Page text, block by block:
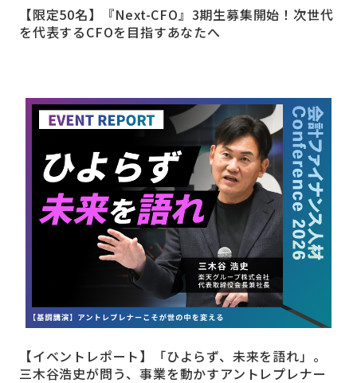
【限定50名】『Next-CFO』3期生募集開始！次世代
を代表するCFOを目指すあなたへ
【イベントレポート】「ひよらず、未来を語れ」。
三木谷浩史が問う、事業を動かすアントレプレナー